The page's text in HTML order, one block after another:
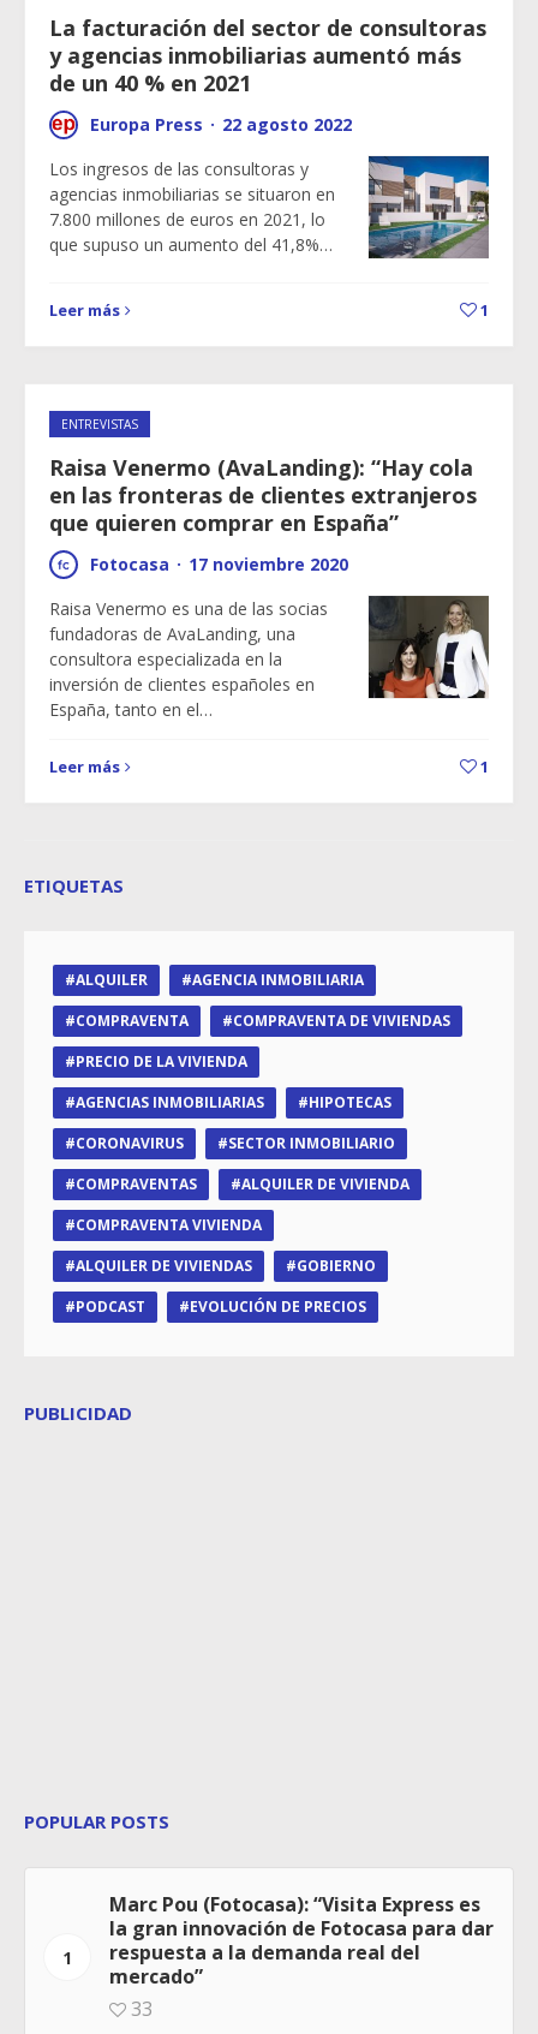
La facturación del sector de consultoras
y agencias inmobiliarias aumentó más
de un 40 % en 2021
Europa Press · 22 agosto 2022
Los ingresos de las consultoras y
agencias inmobiliarias se situaron en
7.800 millones de euros en 2021, lo
que supuso un aumento del 41,8%…
Leer más 1
ENTREVISTAS
Raisa Venermo (AvaLanding): “Hay cola
en las fronteras de clientes extranjeros
que quieren comprar en España”
Fotocasa · 17 noviembre 2020
Raisa Venermo es una de las socias
fundadoras de AvaLanding, una
consultora especializada en la
inversión de clientes españoles en
España, tanto en el…
Leer más 1
ETIQUETAS
ALQUILER
AGENCIA INMOBILIARIA
COMPRAVENTA
COMPRAVENTA DE VIVIENDAS
PRECIO DE LA VIVIENDA
AGENCIAS INMOBILIARIAS
HIPOTECAS
CORONAVIRUS
SECTOR INMOBILIARIO
COMPRAVENTAS
ALQUILER DE VIVIENDA
COMPRAVENTA VIVIENDA
ALQUILER DE VIVIENDAS
GOBIERNO
PODCAST
EVOLUCIÓN DE PRECIOS
PUBLICIDAD
POPULAR POSTS
1
Marc Pou (Fotocasa): “Visita Express es
la gran innovación de Fotocasa para dar
respuesta a la demanda real del
mercado”
33